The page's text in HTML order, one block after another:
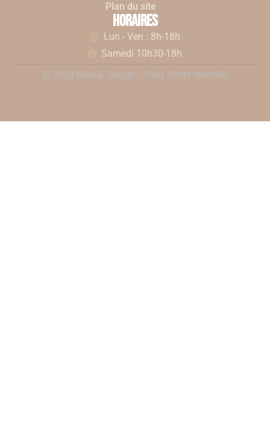
Plan du site
horaires
Lun - Ven : 8h-18h
Samedi 10h30-18h
© 2024 Bois & Design • Tous droits réservés